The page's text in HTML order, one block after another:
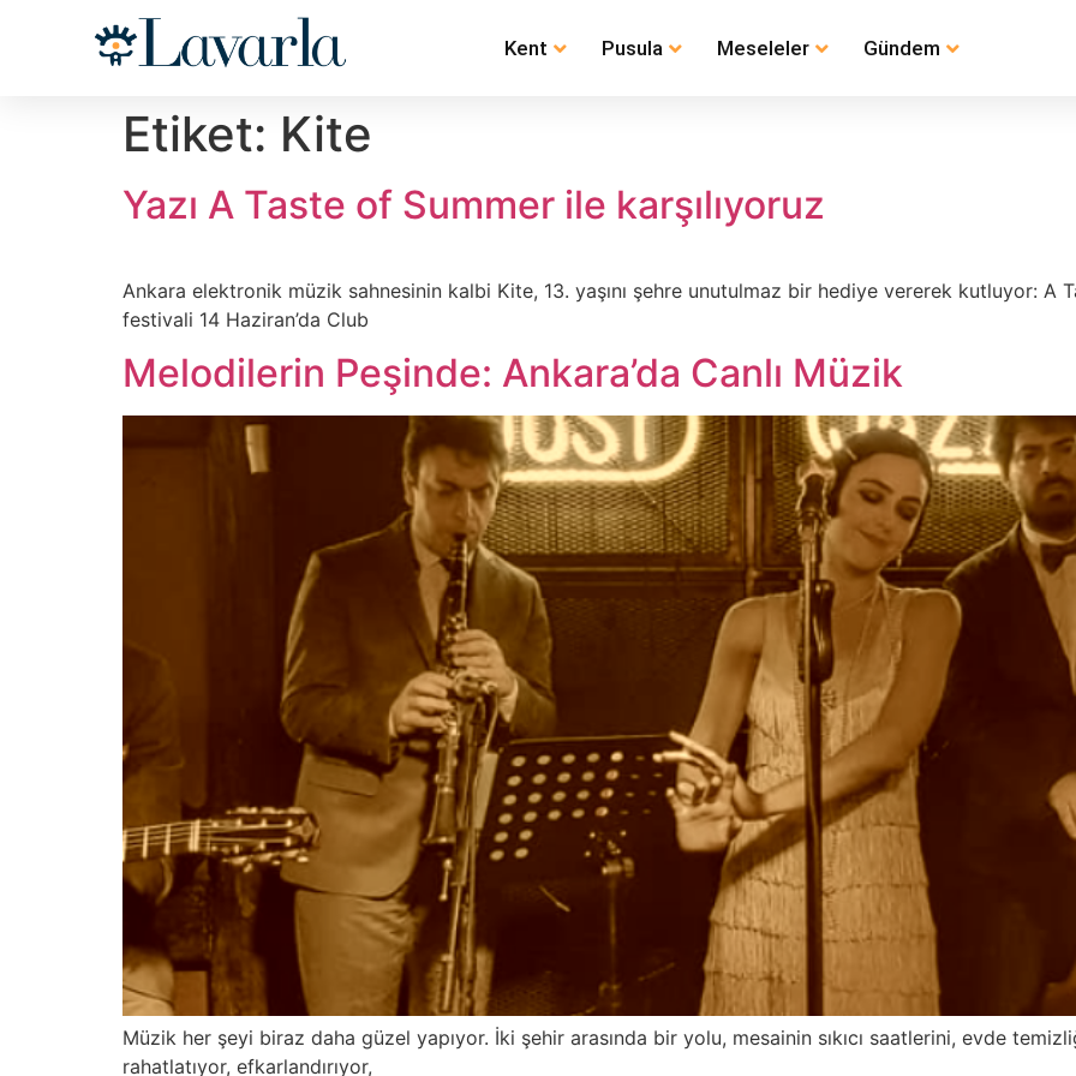
Kent Pusula Meseleler Gündem
Etiket: Kite
Yazı A Taste of Summer ile karşılıyoruz
Ankara elektronik müzik sahnesinin kalbi Kite, 13. yaşını şehre unutulmaz bir hediye vererek kutluyor: A
festivali 14 Haziran’da Club
Melodilerin Peşinde: Ankara’da Canlı Müzik
Müzik her şeyi biraz daha güzel yapıyor. İki şehir arasında bir yolu, mesainin sıkıcı saatlerini, evde
rahatlatıyor, efkarlandırıyor,